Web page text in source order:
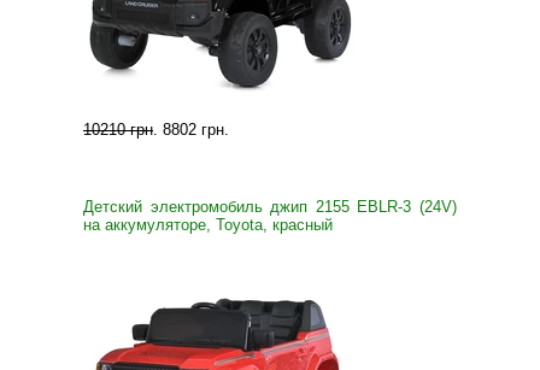
10210 грн. 8802 грн.
Детский электромобиль джип 2155 EBLR-3 (24V)
на аккумуляторе, Toyota, красный